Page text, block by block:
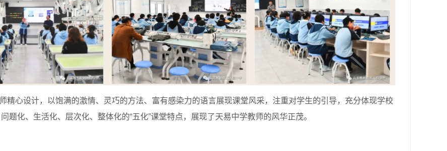
心设计，以饱满的激情、灵巧的方法、富有感染力的语言展现课堂风采，注重对学生的引导，充分体现学校
题化、生活化、层次化、整体化的“五化”课堂特点，展现了天易中学教师的风华正茂。